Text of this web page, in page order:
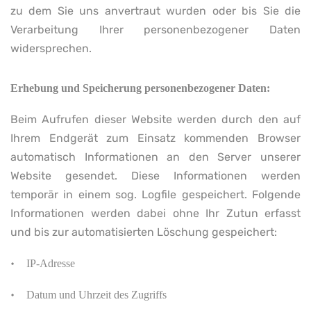
zu dem Sie uns anvertraut wurden oder bis Sie die
Verarbeitung Ihrer personenbezogener Daten
widersprechen.
Erhebung und Speicherung personenbezogener Daten:
Beim Aufrufen dieser Website werden durch den auf
Ihrem Endgerät zum Einsatz kommenden Browser
automatisch Informationen an den Server unserer
Website gesendet. Diese Informationen werden
temporär in einem sog. Logfile gespeichert. Folgende
Informationen werden dabei ohne Ihr Zutun erfasst
und bis zur automatisierten Löschung gespeichert:
• IP-Adresse
• Datum und Uhrzeit des Zugriffs